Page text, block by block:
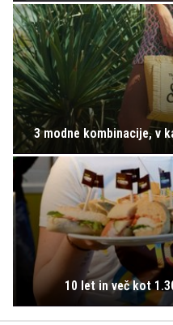
3 modne kombinacije, v
10 let in več kot